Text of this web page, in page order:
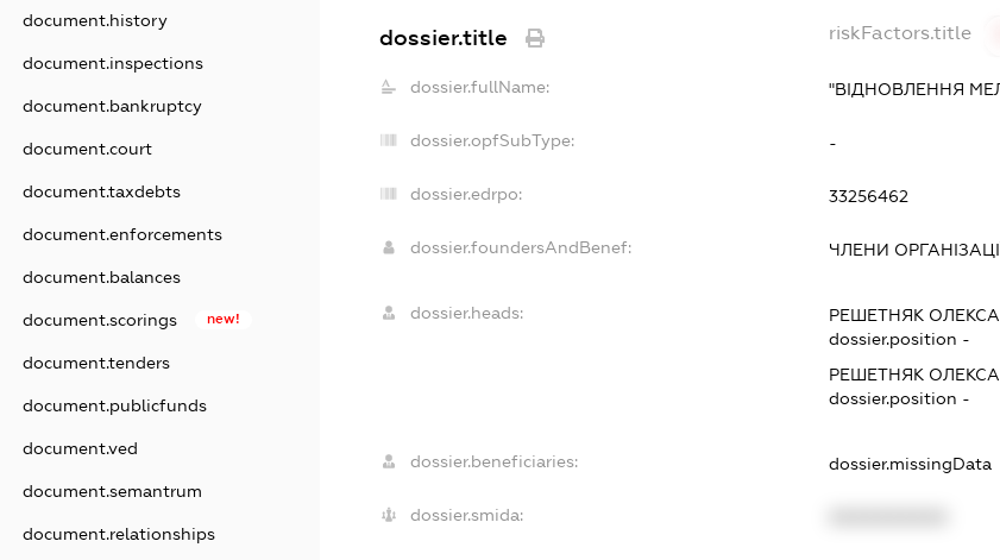
document.history
document.inspections
document.bankruptcy
document.court
document.taxdebts
document.enforcements
document.balances
document.scorings new!
document.tenders
document.publicfunds
document.ved
document.semantrum
document.relationships
dossier.title riskFactors.title
dossier.fullName: "ВІДНОВЛЕННЯ
dossier.opfSubType: -
dossier.edrpo: 33256462
dossier.foundersAndBenef: ЧЛЕНИ
dossier.heads: РЕШЕТНЯК
dossier.position -
РЕШЕТНЯК
dossier.position -
dossier.beneficiaries: dossier.missingData
dossier.smida: